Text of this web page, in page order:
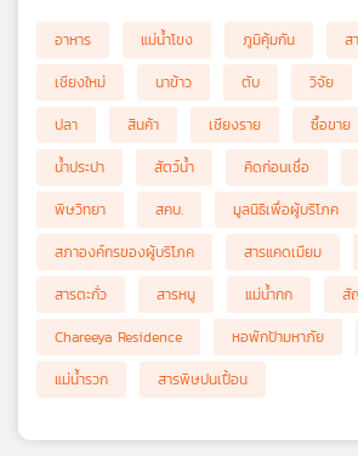
อาหาร แม่น้ำโขง ภูมิคุ้มกัน
ส
เชียงใหม่
นาข้าว ตับ วิจัย
ปลา
สินค้า เชียงราย ซื้อขาย
น้ำประปา
สัตว์น้ำ คิดก่อนเชื่อ
พิษวิทยา
สคบ.
มูลนิธิเพื่อผู้บริโภค
สภาองค์กรของผู้บริโภค
สารแคดเมียม
สารตะกั่ว
สารหนู แม่น้ำกก
สั
Chareeya Residence
หอพักป้ามหาภัย
แม่น้ำรวก
สารพิษปนเปื้อน